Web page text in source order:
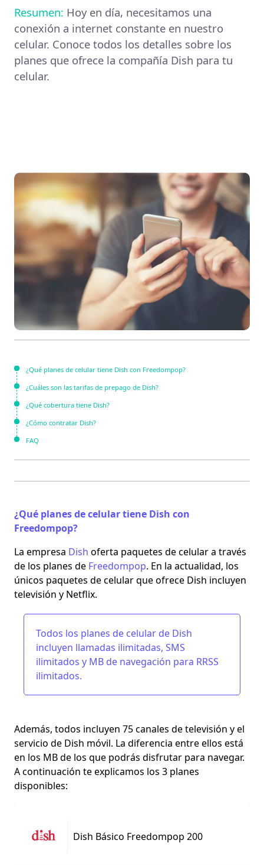
¿Qué planes de celular tiene Dish con Freedompop?
¿Cuáles son las tarifas de prepago de Dish?
¿Qué cobertura tiene Dish?
¿Cómo contratar Dish?
FAQ
Resumen: Hoy en día, necesitamos una
conexión a internet constante en nuestro
celular. Conoce todos los detalles sobre los
planes que ofrece la compañía Dish para tu
celular.
¿Qué planes de celular tiene Dish con
Freedompop?
La empresa Dish oferta paquetes de celular a través
de los planes de Freedompop. En la actualidad, los
únicos paquetes de celular que ofrece Dish incluyen
televisión y Netflix.
Todos los planes de celular de Dish
incluyen llamadas ilimitadas, SMS
ilimitados y MB de navegación para RRSS
ilimitados.
Además, todos incluyen 75 canales de televisión y el
servicio de Dish móvil. La diferencia entre ellos está
en los MB de los que podrás disfrutar para navegar.
A continuación te explicamos los 3 planes
disponibles:
Dish Básico Freedompop 200